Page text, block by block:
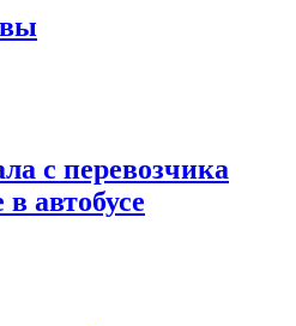
с перевозчика
автобусе